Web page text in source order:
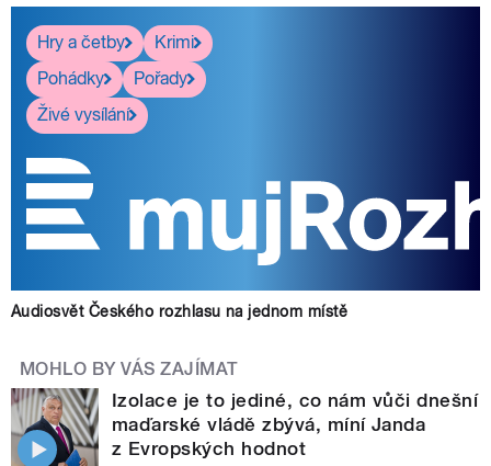
Hry a četby
Krimi
Pohádky
Pořady
Živé vysílání
Audiosvět Českého rozhlasu na jednom místě
MOHLO BY VÁS ZAJÍMAT
Izolace je to jediné, co nám vůči dnešní
maďarské vládě zbývá, míní Janda
z Evropských hodnot